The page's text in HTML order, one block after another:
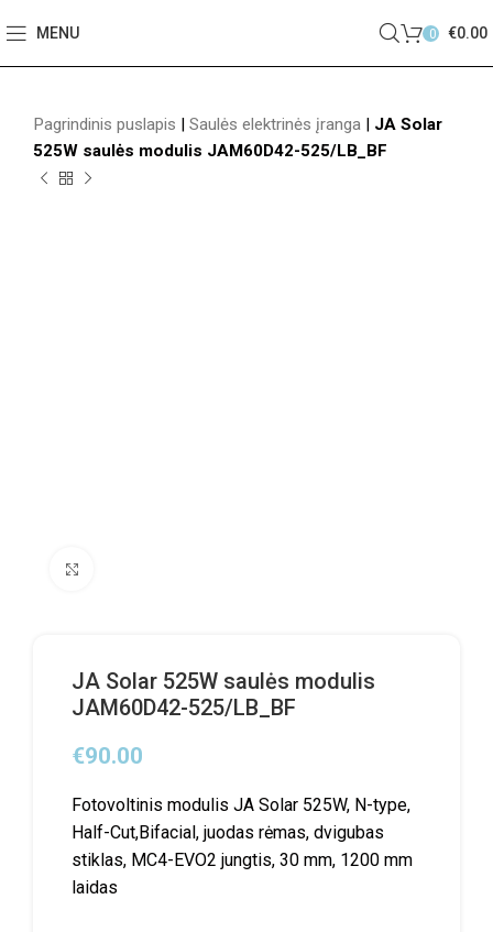
MENU 0 €0.00
Pagrindinis puslapis | Saulės elektrinės įranga | JA Solar
525W saulės modulis JAM60D42-525/LB_BF
JA Solar 525W saulės modulis
JAM60D42-525/LB_BF
€90.00
Fotovoltinis modulis JA Solar 525W, N-type,
Half-Cut,Bifacial, juodas rėmas, dvigubas
stiklas, MC4-EVO2 jungtis, 30 mm, 1200 mm
laidas